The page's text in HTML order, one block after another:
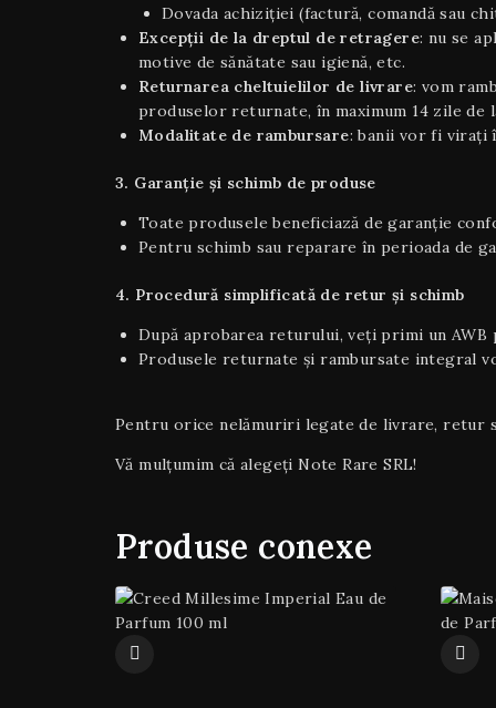
Dovada achiziției (factură, comandă sau
Excepții de la dreptul de retragere: nu se
motive de sănătate sau igienă, etc.
Returnarea cheltuielilor de livrare: vom
produselor returnate, în maximum 14 zile
Modalitate de rambursare: banii vor fi virați
3. Garanție și schimb de produse
Toate produsele beneficiază de garanție
Pentru schimb sau reparare în perioada de
4. Procedură simplificată de retur și schimb
După aprobarea returului, veți primi un
Produsele returnate și rambursate integral
Pentru orice nelămuriri legate de livrare, retur
Vă mulțumim că alegeți Note Rare SRL!
Produse conexe